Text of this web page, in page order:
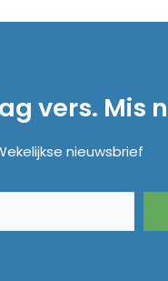
vers. Mis
nieuwsbrief